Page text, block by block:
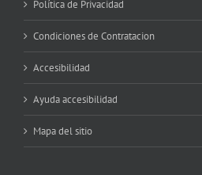
Política de Privacidad
Condiciones de Contratacion
Accesibilidad
Ayuda accesibilidad
Mapa del sitio